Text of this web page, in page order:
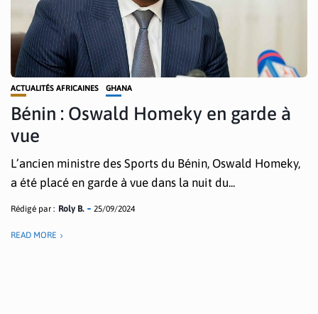
ACTUALITÉS AFRICAINES GHANA
Bénin : Oswald Homeky en garde à
vue
L’ancien ministre des Sports du Bénin, Oswald Homeky,
a été placé en garde à vue dans la nuit du...
Rédigé par : Roly B. 25/09/2024
READ MORE